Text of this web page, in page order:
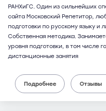
РАНХиГС. Один из сильнейших
сайта Московский Репетитор,
подготовки по русскому языку и
Собственная методика.
уровня подготовки, в том числе
дистанционные занятия
Подробнее Отзывы